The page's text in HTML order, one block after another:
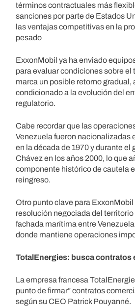
términos contractuales más
sanciones por parte de Estados
las ventajas competitivas en la
pesado
ExxonMobil ya ha enviado
para evaluar condiciones sobre el
marca un posible retorno gradual,
condicionado a la evolución del
regulatorio.
Cabe recordar que las
Venezuela fueron nacionalizadas
en la década de 1970 y durante el
Chávez en los años 2000, lo que
componente histórico de cautela
reingreso.
Otro punto clave para ExxonMobil
resolución negociada del territorio
fachada marítima entre
donde mantiene operaciones
TotalEnergies: busca contratos
La empresa francesa
punto de firmar” contratos
según su CEO Patrick Pouyanné.